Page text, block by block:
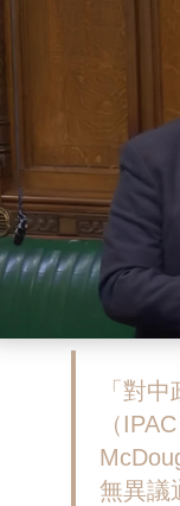
「對
（
無異議